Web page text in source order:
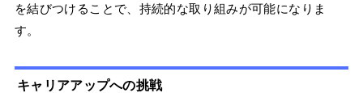
を結びつけることで、持続的な取り組みが可能になりま
す。
キャリアアップへの挑戦